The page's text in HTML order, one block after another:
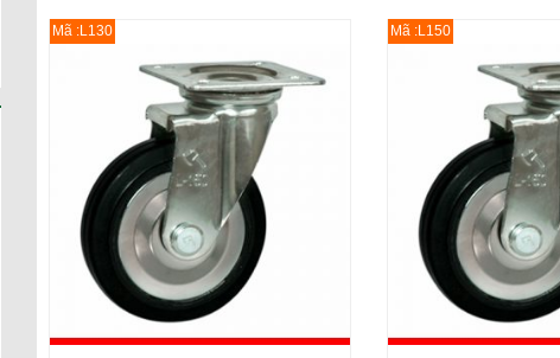
Mã :L130 Mã :L150